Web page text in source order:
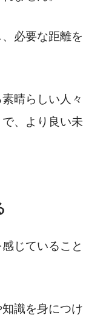
必要な距離を
晴らしい人々
、より良い未
じていること
識を身につけ